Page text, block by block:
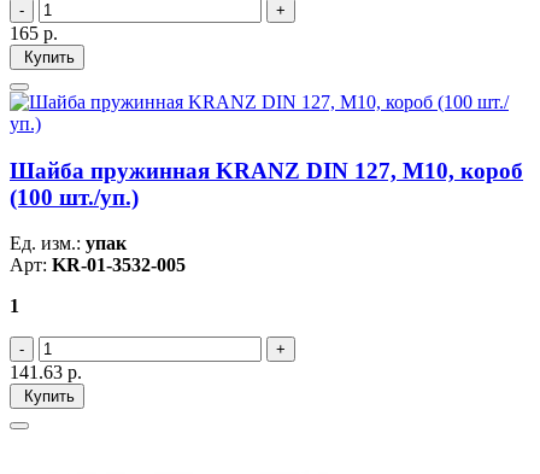
165 р.
Купить
Шайба пружинная KRANZ DIN 127, M10, короб
(100 шт./уп.)
Ед. изм.: упак
Арт: KR-01-3532-005
1
141.63 р.
Купить